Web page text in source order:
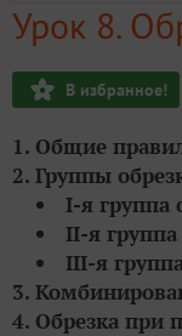
Урок 7. Обрезка
Урок 6. Способы
Д/з №5.
Мой инструмент
Груша
Урок 8.
В избранное!
1. Общие
2. Группы
I-я группа
II-я группа
III-я
3.
4. Обрезка при